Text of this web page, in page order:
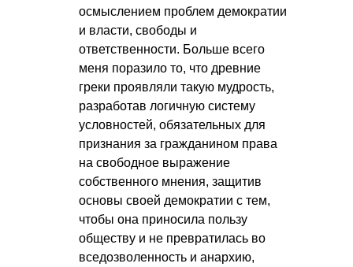
осмыслением проблем демократии
и власти, свободы и
ответственности. Больше всего
меня поразило то, что древние
греки проявляли такую мудрость,
разработав логичную систему
условностей, обязательных для
признания за гражданином права
на свободное выражение
собственного мнения, защитив
основы своей демократии с тем,
чтобы она приносила пользу
обществу и не превратилась во
вседозволенность и анархию,